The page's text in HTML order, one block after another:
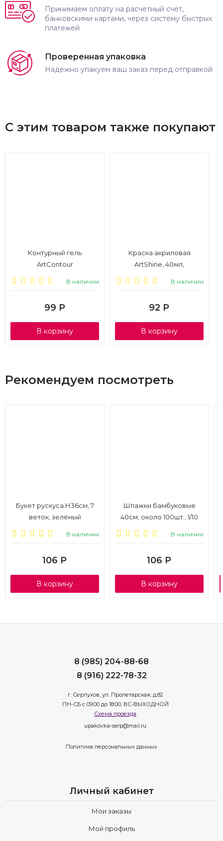
Принимаем оплату на расчётный счёт,
банковскими картами, через систему быстрых
платежей
Проверенная упаковка
Надёжно упакуем ваш заказ перед отправкой
С этим товаром также покупают
Контурный гель
ArtContour
В наличии
99 Р
В корзину
Краска акриловая
ArtShine, 40мл,
В наличии
92 Р
В корзину
Рекомендуем посмотреть
Букет рускуса Н36см, 7
веток, зелёный
В наличии
106 Р
В корзину
Шпажки бамбуковые
40см, около 100шт., 1/10
В наличии
106 Р
В корзину
8 (985) 204-88-68
8 (916) 222-78-32
г. Серпухов, ул. Пролетарская, д.82
ПН-СБ с 09:00 до 18:00, ВС-ВЫХОДНОЙ
Схема проезда
upakovka-serp@mail.ru
Политика персональных данных
Личный кабинет
Мои заказы
Мой профиль